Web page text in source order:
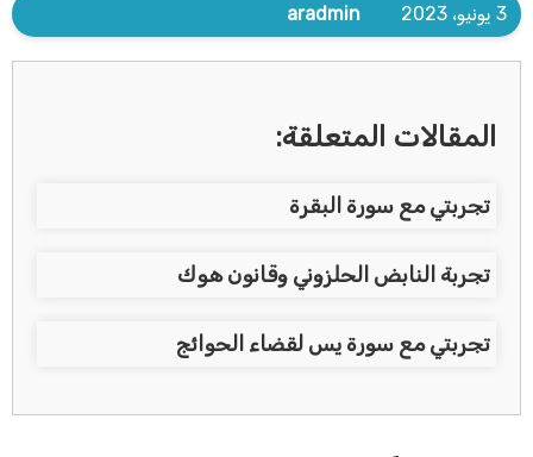
3 يونيو، 2023 aradmin
المقالات المتعلقة:
تجربتي مع سورة البقرة
تجربة النابض الحلزوني وقانون هوك
تجربتي مع سورة يس لقضاء الحوائج